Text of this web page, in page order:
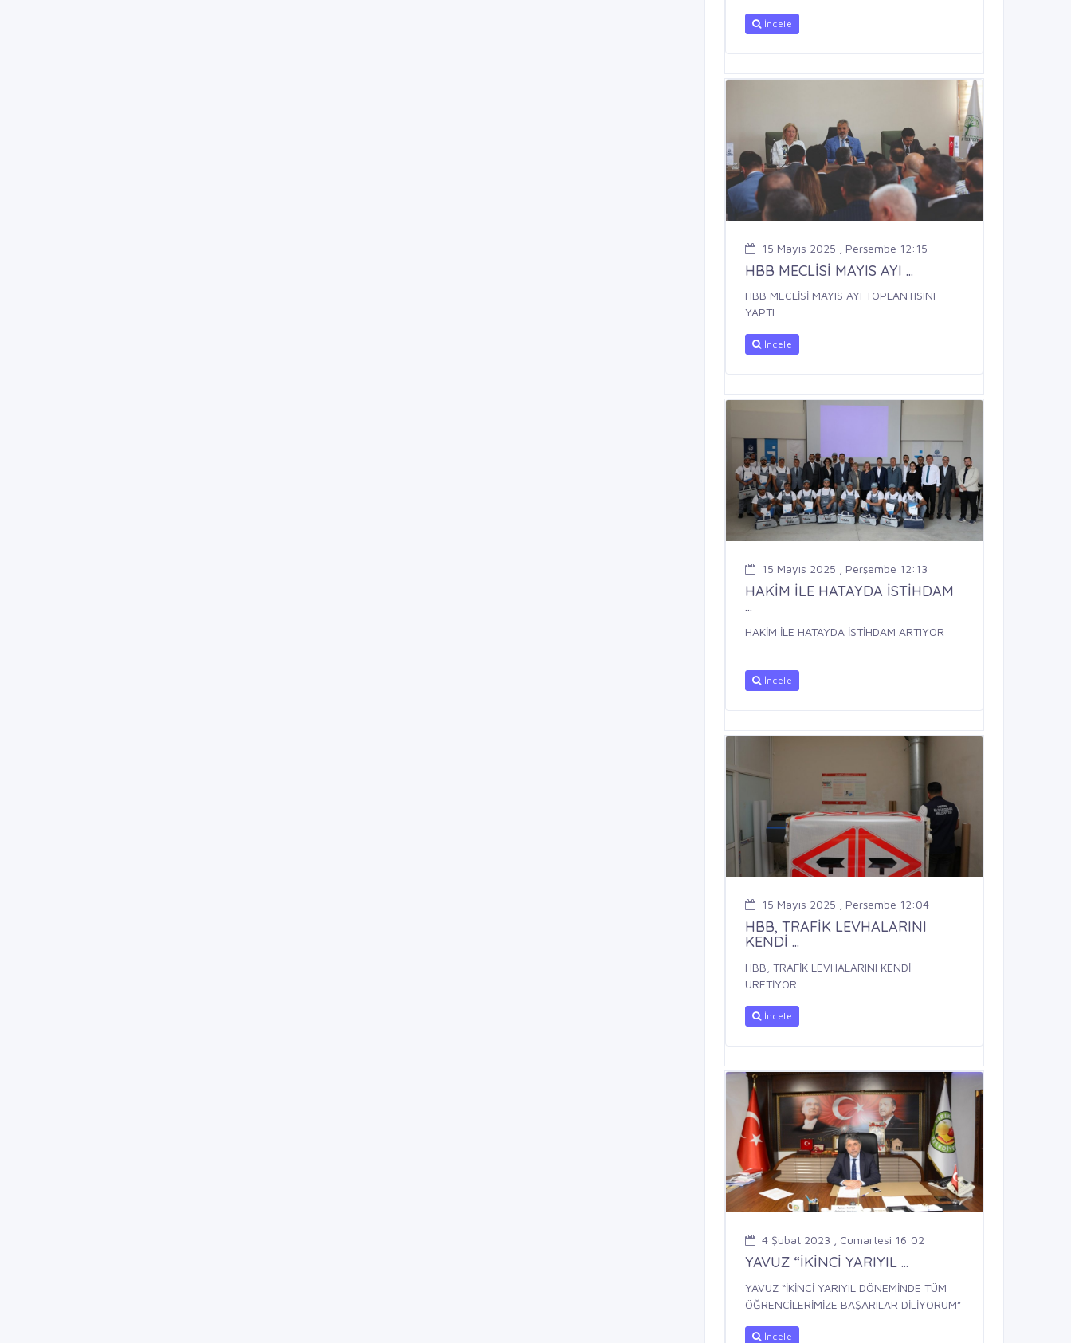
İncele
15 Mayıs 2025 , Perşembe 12:15
HBB MECLİSİ MAYIS AYI ...
HBB MECLİSİ MAYIS AYI TOPLANTISINI
YAPTI
İncele
15 Mayıs 2025 , Perşembe 12:13
HAKİM İLE HATAYDA İSTİHDAM
...
HAKİM İLE HATAYDA İSTİHDAM ARTIYOR
İncele
15 Mayıs 2025 , Perşembe 12:04
HBB, TRAFİK LEVHALARINI
KENDİ ...
HBB, TRAFİK LEVHALARINI KENDİ
ÜRETİYOR
İncele
4 Şubat 2023 , Cumartesi 16:02
YAVUZ “İKİNCİ YARIYIL ...
YAVUZ “İKİNCİ YARIYIL DÖNEMİNDE TÜM
ÖĞRENCİLERİMİZE BAŞARILAR DİLİYORUM”
İncele